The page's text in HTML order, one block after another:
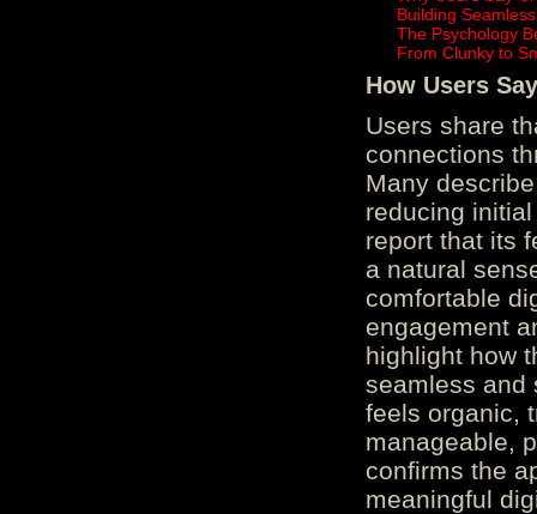
Building
The Psychology
From Clunky to
How Users
Users share
connections
Many
reducing
report that its
a natural
comfortable
engagement
highlight how
seamless and
feels organic,
manageable,
confirms the
meaningful